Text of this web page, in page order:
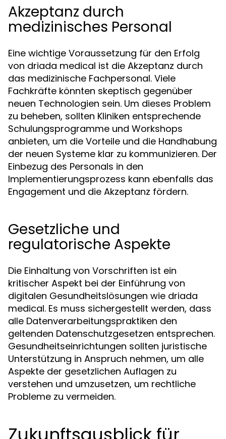
Akzeptanz durch
medizinisches Personal
Eine wichtige Voraussetzung für den Erfolg
von driada medical ist die Akzeptanz durch
das medizinische Fachpersonal. Viele
Fachkräfte könnten skeptisch gegenüber
neuen Technologien sein. Um dieses Problem
zu beheben, sollten Kliniken entsprechende
Schulungsprogramme und Workshops
anbieten, um die Vorteile und die Handhabung
der neuen Systeme klar zu kommunizieren. Der
Einbezug des Personals in den
Implementierungsprozess kann ebenfalls das
Engagement und die Akzeptanz fördern.
Gesetzliche und
regulatorische Aspekte
Die Einhaltung von Vorschriften ist ein
kritischer Aspekt bei der Einführung von
digitalen Gesundheitslösungen wie driada
medical. Es muss sichergestellt werden, dass
alle Datenverarbeitungspraktiken den
geltenden Datenschutzgesetzen entsprechen.
Gesundheitseinrichtungen sollten juristische
Unterstützung in Anspruch nehmen, um alle
Aspekte der gesetzlichen Auflagen zu
verstehen und umzusetzen, um rechtliche
Probleme zu vermeiden.